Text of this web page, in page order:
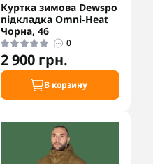
Куртка зимова Dewspo
підкладка Omni-Heat
Чорна, 46
0
2 900 грн.
В корзину